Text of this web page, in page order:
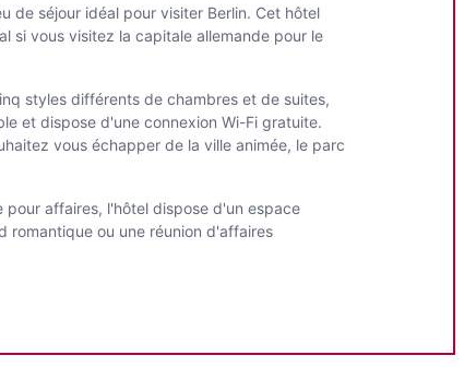
de séjour idéal pour visiter Berlin. Cet hôtel
si vous visitez la capitale allemande pour le
styles différents de chambres et de suites,
et dispose d'une connexion Wi-Fi gratuite.
vous échapper de la ville animée, le parc
affaires, l'hôtel dispose d'un espace
romantique ou une réunion d'affaires